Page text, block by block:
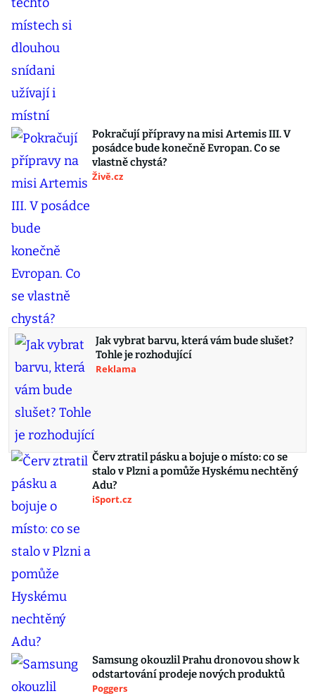
Pokračují přípravy na misi Artemis III. V
posádce bude konečně Evropan. Co se
vlastně chystá?
Živě.cz
Jak vybrat barvu, která vám bude slušet?
Tohle je rozhodující
Reklama
Červ ztratil pásku a bojuje o místo: co se
stalo v Plzni a pomůže Hyskému nechtěný
Adu?
iSport.cz
Samsung okouzlil Prahu dronovou show k
odstartování prodeje nových produktů
Poggers